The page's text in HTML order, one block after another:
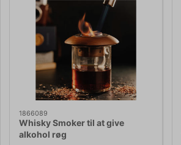
1866089
Whisky Smoker til at give
alkohol røg